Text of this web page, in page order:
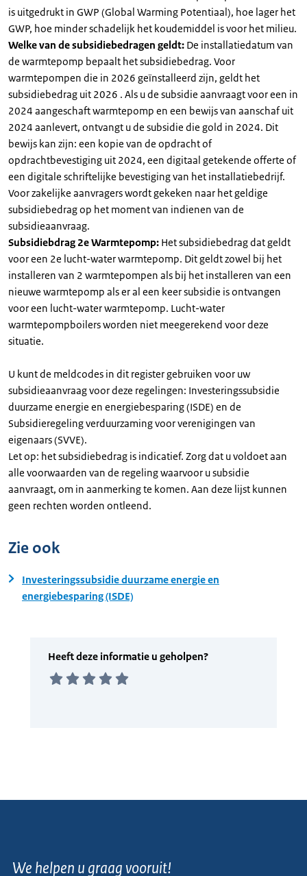
is uitgedrukt in GWP (Global Warming Potentiaal), hoe lager het
GWP, hoe minder schadelijk het koudemiddel is voor het milieu.
Welke van de subsidiebedragen geldt: De installatiedatum van
de warmtepomp bepaalt het subsidiebedrag. Voor
warmtepompen die in 2026 geïnstalleerd zijn, geldt het
subsidiebedrag uit 2026 . Als u de subsidie aanvraagt voor een in
2024 aangeschaft warmtepomp en een bewijs van aanschaf uit
2024 aanlevert, ontvangt u de subsidie die gold in 2024. Dit
bewijs kan zijn: een kopie van de opdracht of
opdrachtbevestiging uit 2024, een digitaal getekende offerte of
een digitale schriftelijke bevestiging van het installatiebedrijf.
Voor zakelijke aanvragers wordt gekeken naar het geldige
subsidiebedrag op het moment van indienen van de
subsidieaanvraag.
Subsidiebdrag 2e Warmtepomp: Het subsidiebedrag dat geldt
voor een 2e lucht-water warmtepomp. Dit geldt zowel bij het
installeren van 2 warmtepompen als bij het installeren van een
nieuwe warmtepomp als er al een keer subsidie is ontvangen
voor een lucht-water warmtepomp. Lucht-water
warmtepompboilers worden niet meegerekend voor deze
situatie.
U kunt de meldcodes in dit register gebruiken voor uw
subsidieaanvraag voor deze regelingen: Investeringssubsidie
duurzame energie en energiebesparing (ISDE) en de
Subsidieregeling verduurzaming voor verenigingen van
eigenaars (SVVE).
Let op: het subsidiebedrag is indicatief. Zorg dat u voldoet aan
alle voorwaarden van de regeling waarvoor u subsidie
aanvraagt, om in aanmerking te komen. Aan deze lijst kunnen
geen rechten worden ontleend.
Zie ook
Investeringssubsidie duurzame energie en
energiebesparing (ISDE)
We helpen u graag vooruit!